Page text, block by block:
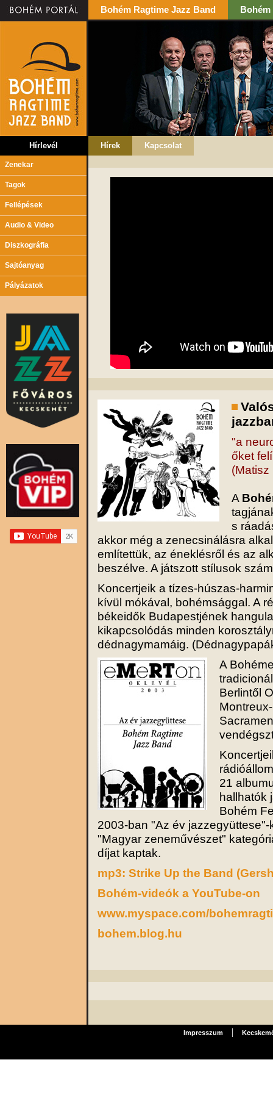
Bohém Ragtime Jazz Band Bohém
Hírlevél Hírek Kapcsolat
Zenekar
Tagok
Fellépések
Audio & Video
Diszkográfia
Sajtóanyag
Pályázatok
"a
őket
(Matisz
A
s
akkor még a zenecsinálásra
említettük, az éneklésről és az
beszélve. A játszott stílusok
Koncertjeik a tízes-húszas-
kívül mókával, bohémsággal. A
békeidők Budapestjének
kikapcsolódás minden
dédnagymamáig.
A
Berlintől
21
hallhatók
Bohém
2003-ban "Az év
"Magyar zeneművészet"
díjat kaptak.
mp3: Strike Up the Band
Bohém-videók a YouTube-on
www.myspace.com/
bohem.blog.hu
Impresszum |